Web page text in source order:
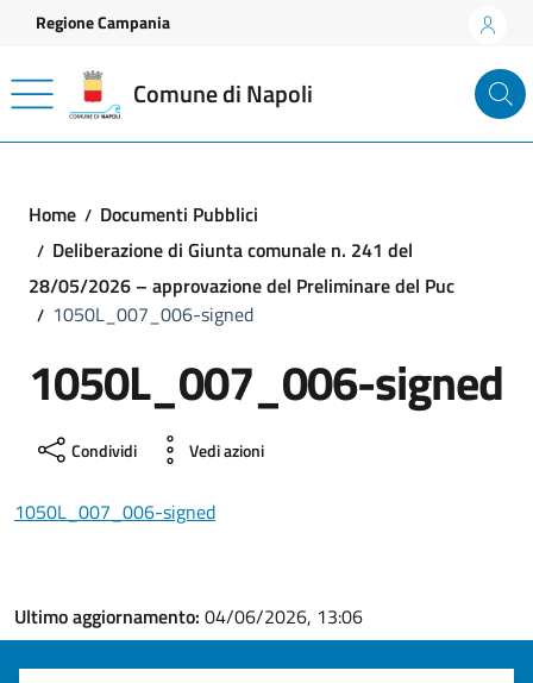
Vai ai contenuti
Vai al footer
Regione Campania
Comune di Napoli
Home
Documenti Pubblici
Deliberazione di Giunta comunale n. 241 del
28/05/2026 – approvazione del Preliminare del Puc
1050L_007_006-signed
1050L_007_006-signed
Condividi Vedi azioni
1050L_007_006-signed
Ultimo aggiornamento: 04/06/2026, 13:06